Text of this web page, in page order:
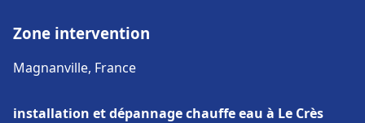
Zone intervention
Magnanville, France
installation et dépannage chauffe eau à Le Crès